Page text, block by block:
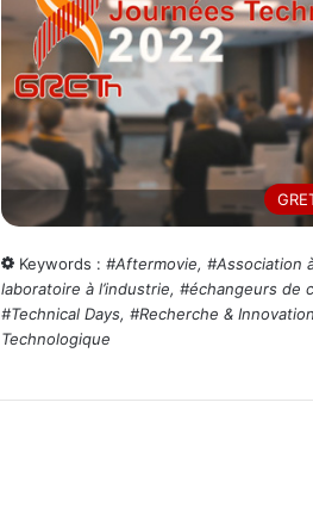
Keywords : #Aftermovie, #Association
laboratoire à l’industrie, #échangeurs de
#Technical Days, #Recherche & Innovation
Technologique